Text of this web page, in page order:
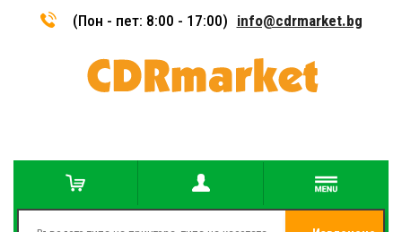
(Пон - пет: 8:00 - 17:00) info@cdrmarket.bg